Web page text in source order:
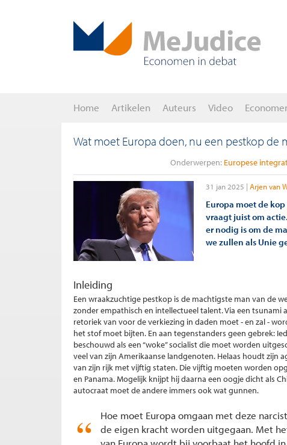
Home Artikelen Auteurs Video
Wat moet Europa doen, nu een pestkop de
Onderwerpen: Europese
31 jan 2025 Arjen van
Europa moet de
vraagt juist om
er nodig is om de
we zullen als Unie
Inleiding
Een wraakzuchtige pestkop is de machtigste man van de
zonder empathisch en intellectueel talent. Via een
retoriek van voor de verkiezing in daden moet - en zal -
het stof moet bijten. En aan tegenstanders geen gebrek:
beschouwd als een “woke” socialist die moet worden
veel van zijn Amerikaanse landgenoten. Helaas houdt zijn
van zijn rijk met vijftig staten. Die vijftig moeten worden
en Panama. Mogelijk knijpt hij daarna een oogje dicht als
autocraat moet de andere immers ook wat gunnen.
Hoe moet Europa omgaan met deze
de eigen kracht worden uitgegaan. Met